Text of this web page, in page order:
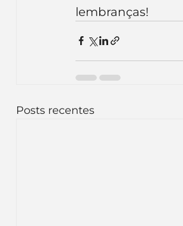
lembranças!
Posts recentes